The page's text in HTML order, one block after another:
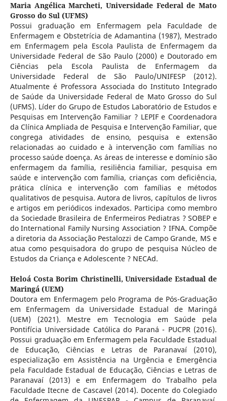
Maria Angélica Marcheti, Universidade Federal de Mato
Grosso do Sul (UFMS)
Possui graduação em Enfermagem pela Faculdade de
Enfermagem e Obstetrícia de Adamantina (1987), Mestrado
em Enfermagem pela Escola Paulista de Enfermagem da
Universidade Federal de São Paulo (2000) e Doutorado em
Ciências pela Escola Paulista de Enfermagem da
Universidade Federal de São Paulo/UNIFESP (2012).
Atualmente é Professora Associada do Instituto Integrado
de Saúde da Universidade Federal de Mato Grosso do Sul
(UFMS). Líder do Grupo de Estudos Laboratório de Estudos e
Pesquisas em Intervenção Familiar ? LEPIF e Coordenadora
da Clínica Ampliada de Pesquisa e Intervenção Familiar, que
congrega atividades de ensino, pesquisa e extensão
relacionadas ao cuidado e à intervenção com famílias no
processo saúde doença. As áreas de interesse e domínio são
enfermagem da família, resiliência familiar, pesquisa em
saúde e intervenção com família, crianças com deficiência,
prática clínica e intervenção com famílias e métodos
qualitativos de pesquisa. Autora de livros, capítulos de livros
e artigos em periódicos indexados. Participa como membro
da Sociedade Brasileira de Enfermeiros Pediatras ? SOBEP e
do International Family Nursing Association ? IFNA. Compõe
a diretoria da Associação Pestalozzi de Campo Grande, MS e
atua como pesquisadora do grupo de pesquisa Núcleo de
Estudos da Criança e Adolescente ? NECAd.
Heloá Costa Borim Christinelli,Universidade Estadual de
Maringá (UEM)
Doutora em Enfermagem pelo Programa de Pós-Graduação
em Enfermagem da Universidade Estadual de Maringá
(UEM) (2021). Mestre em Tecnologia em Saúde pela
Pontifícia Universidade Católica do Paraná - PUCPR (2016).
Possui graduação em Enfermagem pela Faculdade Estadual
de Educação, Ciências e Letras de Paranavaí (2010),
especialização em Assistência na Urgência e Emergência
pela Faculdade Estadual de Educação, Ciências e Letras de
Paranavaí (2013) e em Enfermagem do Trabalho pela
Faculdade Itecne de Cascavel (2014). Docente do Colegiado